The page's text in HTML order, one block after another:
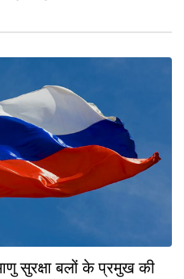
सुरक्षा बलों के प्रमुख की